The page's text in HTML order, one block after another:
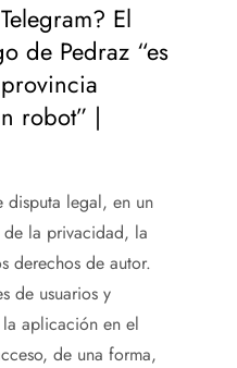
El
de Pedraz “es
robot” |
disputa legal, en un
la privacidad, la
derechos de autor.
de usuarios y
aplicación en el
de una forma,